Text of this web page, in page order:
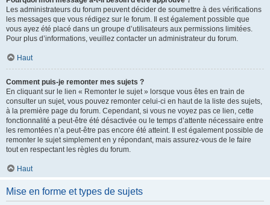
Les administrateurs du forum peuvent décider de soumettre à des vérifications
les messages que vous rédigez sur le forum. Il est également possible que
vous ayez été placé dans un groupe d’utilisateurs aux permissions limitées.
Pour plus d’informations, veuillez contacter un administrateur du forum.
Haut
Comment puis-je remonter mes sujets ?
En cliquant sur le lien « Remonter le sujet » lorsque vous êtes en train de
consulter un sujet, vous pouvez remonter celui-ci en haut de la liste des sujets,
à la première page du forum. Cependant, si vous ne voyez pas ce lien, cette
fonctionnalité a peut-être été désactivée ou le temps d’attente nécessaire entre
les remontées n’a peut-être pas encore été atteint. Il est également possible de
remonter le sujet simplement en y répondant, mais assurez-vous de le faire
tout en respectant les règles du forum.
Haut
Mise en forme et types de sujets